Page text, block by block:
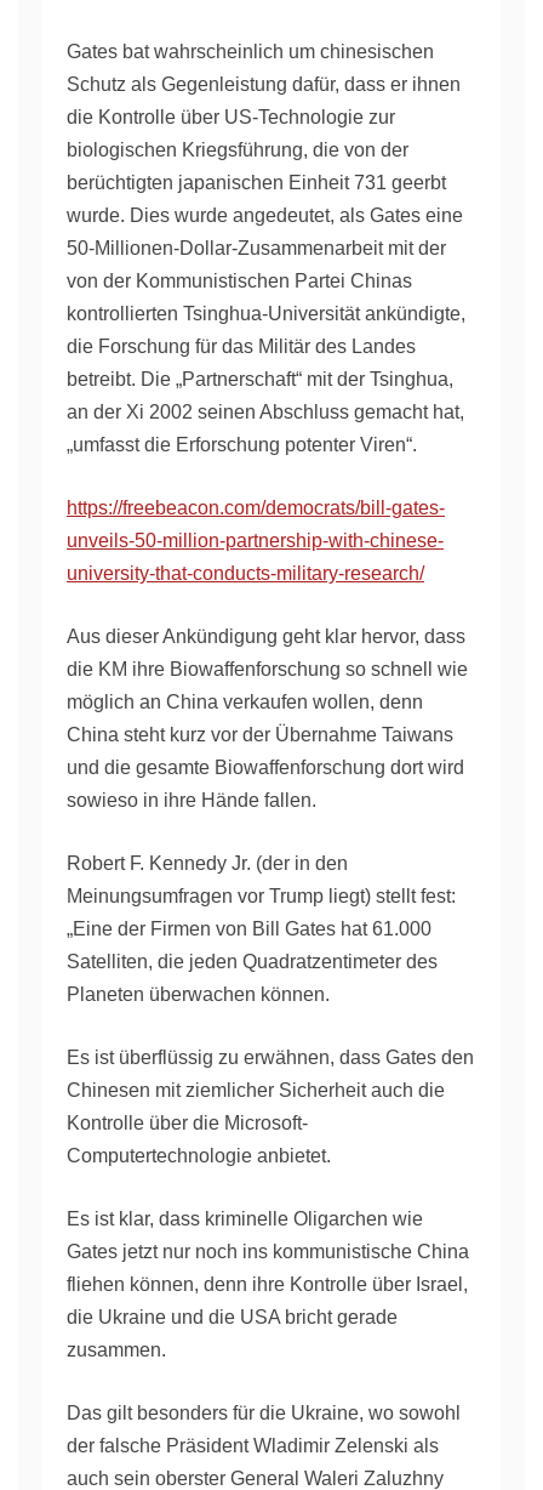
Gates bat wahrscheinlich um chinesischen
Schutz als Gegenleistung dafür, dass er ihnen
die Kontrolle über US-Technologie zur
biologischen Kriegsführung, die von der
berüchtigten japanischen Einheit 731 geerbt
wurde. Dies wurde angedeutet, als Gates eine
50-Millionen-Dollar-Zusammenarbeit mit der
von der Kommunistischen Partei Chinas
kontrollierten Tsinghua-Universität ankündigte,
die Forschung für das Militär des Landes
betreibt. Die „Partnerschaft“ mit der Tsinghua,
an der Xi 2002 seinen Abschluss gemacht hat,
„umfasst die Erforschung potenter Viren“.
https://freebeacon.com/democrats/bill-gates-
unveils-50-million-partnership-with-chinese-
university-that-conducts-military-research/
Aus dieser Ankündigung geht klar hervor, dass
die KM ihre Biowaffenforschung so schnell wie
möglich an China verkaufen wollen, denn
China steht kurz vor der Übernahme Taiwans
und die gesamte Biowaffenforschung dort wird
sowieso in ihre Hände fallen.
Robert F. Kennedy Jr. (der in den
Meinungsumfragen vor Trump liegt) stellt fest:
„Eine der Firmen von Bill Gates hat 61.000
Satelliten, die jeden Quadratzentimeter des
Planeten überwachen können.
Es ist überflüssig zu erwähnen, dass Gates den
Chinesen mit ziemlicher Sicherheit auch die
Kontrolle über die Microsoft-
Computertechnologie anbietet.
Es ist klar, dass kriminelle Oligarchen wie
Gates jetzt nur noch ins kommunistische China
fliehen können, denn ihre Kontrolle über Israel,
die Ukraine und die USA bricht gerade
zusammen.
Das gilt besonders für die Ukraine, wo sowohl
der falsche Präsident Wladimir Zelenski als
auch sein oberster General Waleri Zaluzhny